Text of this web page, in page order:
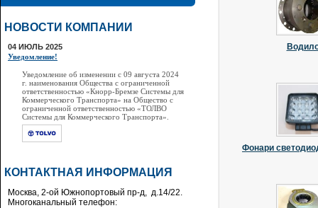
НОВОСТИ КОМПАНИИ
04 ИЮЛЬ 2025
Уведомление!
Уведомление об изменении с 09 августа 2024
г. наименования Общества с ограниченной
ответственностью «Кнорр-Бремзе Системы для
Коммерческого Транспорта» на Общество с
ограниченной ответственностью «ТОЛВО
Системы для Коммерческого Транспорта».
КОНТАКТНАЯ ИНФОРМАЦИЯ
Москва, 2-ой Южнопортовый пр-д, д.14/22.
Многоканальный телефон:
Фонари